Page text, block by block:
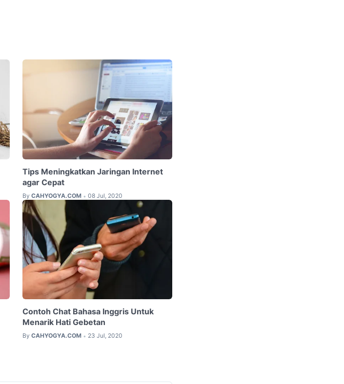
Tips Meningkatkan Jaringan Internet
agar Cepat
By CAHYOGYA.COM • 08 Jul, 2020
Contoh Chat Bahasa Inggris Untuk
Menarik Hati Gebetan
By CAHYOGYA.COM • 23 Jul, 2020